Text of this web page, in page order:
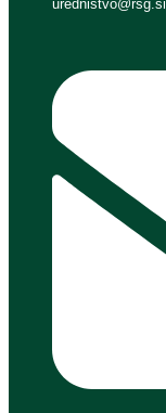
urednistvo@rsg.si